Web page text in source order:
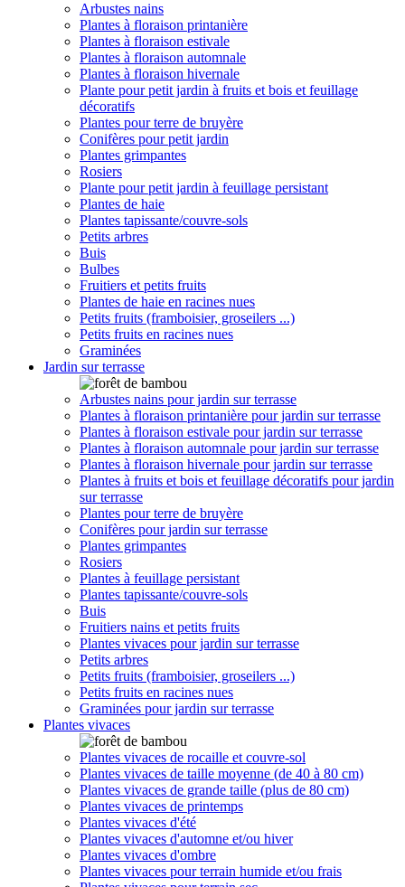
Arbustes nains
Plantes à floraison printanière
Plantes à floraison estivale
Plantes à floraison automnale
Plantes à floraison hivernale
Plante pour petit jardin à fruits et bois et feuillage
décoratifs
Plantes pour terre de bruyère
Conifères pour petit jardin
Plantes grimpantes
Rosiers
Plante pour petit jardin à feuillage persistant
Plantes de haie
Plantes tapissante/couvre-sols
Petits arbres
Buis
Bulbes
Fruitiers et petits fruits
Plantes de haie en racines nues
Petits fruits (framboisier, groseilers ...)
Petits fruits en racines nues
Graminées
Jardin sur terrasse
Arbustes nains pour jardin sur terrasse
Plantes à floraison printanière pour jardin sur terrasse
Plantes à floraison estivale pour jardin sur terrasse
Plantes à floraison automnale pour jardin sur terrasse
Plantes à floraison hivernale pour jardin sur terrasse
Plantes à fruits et bois et feuillage décoratifs pour jardin
sur terrasse
Plantes pour terre de bruyère
Conifères pour jardin sur terrasse
Plantes grimpantes
Rosiers
Plantes à feuillage persistant
Plantes tapissante/couvre-sols
Buis
Fruitiers nains et petits fruits
Plantes vivaces pour jardin sur terrasse
Petits arbres
Petits fruits (framboisier, groseilers ...)
Petits fruits en racines nues
Graminées pour jardin sur terrasse
Plantes vivaces
Plantes vivaces de rocaille et couvre-sol
Plantes vivaces de taille moyenne (de 40 à 80 cm)
Plantes vivaces de grande taille (plus de 80 cm)
Plantes vivaces de printemps
Plantes vivaces d'été
Plantes vivaces d'automne et/ou hiver
Plantes vivaces d'ombre
Plantes vivaces pour terrain humide et/ou frais